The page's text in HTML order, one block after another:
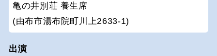
亀の井別荘 養生席
(由布市湯布院町川上2633-1)
出演